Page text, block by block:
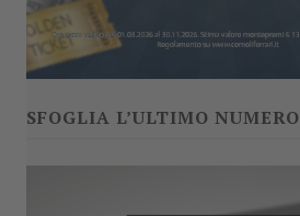
SFOGLIA L’ULTIMO NUMERO